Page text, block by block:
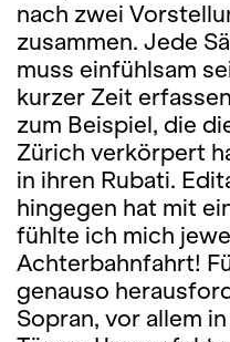
nach zwei
zusammen. Jede
muss einfühlsam
kurzer Zeit
zum Beispiel, die
Zürich verkörpert
in ihren Rubati.
hingegen hat mit
fühlte ich mich
Achterbahnfahrt!
genauso
Sopran, vor allem